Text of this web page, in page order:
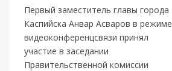
Первый заместитель главы города
Каспийска Анвар Асваров в режиме
видеоконференцсвязи принял
участие в заседании
Правительственной комиссии